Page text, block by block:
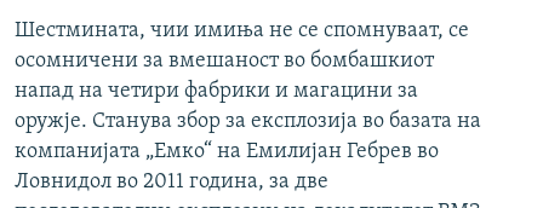
Шестмината, чии имиња не се спомнуваат, се
осомничени за вмешаност во бомбашкиот
напад на четири фабрики и магацини за
оружје. Станува збор за експлозија во базата на
компанијата „Емко“ на Емилијан Гебрев во
Ловнидол во 2011 година, за две